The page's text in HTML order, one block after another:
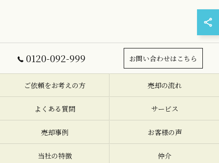
0120-092-999 お問い合わせはこちら
ご依頼をお考えの方 売却の流れ
よくある質問 サービス
売却事例 お客様の声
当社の特徴 仲介